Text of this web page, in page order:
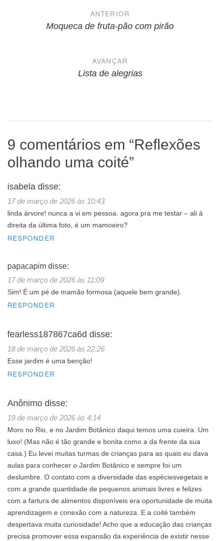
NavegaçãoANTERIOR
Moqueca de fruta-pão com pirão
AVANÇAR
Lista de alegrias
9 comentários em “Reflexões
olhando uma coité”
isabela disse:
17 de março de 2026 às 10:43
linda árvore! nunca a vi em pessoa. agora pra me testar – ali à
direita da última foto, é um mamoeiro?
RESPONDER
papacapim disse:
17 de março de 2026 às 11:09
Sim! É um pé de mamão formosa (aquele bem grande).
RESPONDER
fearless187867ca6d disse:
18 de março de 2026 às 22:26
Esse jardim é uma benção!
RESPONDER
Anônimo disse:
19 de março de 2026 às 4:14
Moro no Rio, e no Jardim Botânico daqui temos uma cuieira. Um
luxo! (Mas não é tão grande e bonita como a da frente da sua
casa.) Eu levei muitas turmas de crianças para as quais eu dava
aulas para conhecer o Jardim Botânico e sempre foi um
deslumbre. O contato com a diversidade das espéciesvegetais e
com a grande quantidade de pequenos animais livres e felizes
com a fartura de alimentos disponíveis era oportunidade de muita
aprendizagem e conexão com a natureza. E a coité também
despertava muita curiosidade! Acho que a educação das crianças
precisa promover essa expansão da experiência de existir nesse